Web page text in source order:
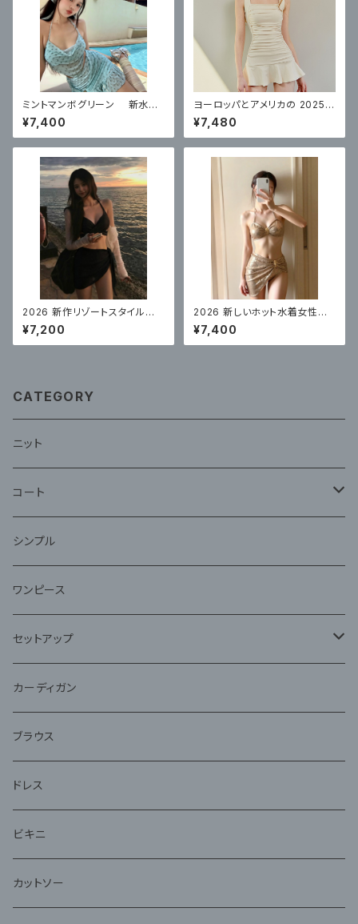
ミントマンボグリーン 新水着
レディース 美しいハイエンド ス
プリットスカートスタイル リゾー
ト
¥7,400
ヨーロッパとアメリカの 2025
年の新しい水着の女性のワンピ
ース無地肩、ハイエンド、美しい、
痩身、腹部カバー
¥7,480
2026 新作リゾートスタイル水
着レディースビキニ高品質スパ
ロングスカートセクシー 3 点
セット
¥7,200
2026 新しいホット水着女性の
ビキニセクシーなハイエンド
体型カバー
¥7,400
CATEGORY
ニット
コート
ファー
シンプル
ワンピース
セットアップ
ジャケット
アンサンブル
カーディガン
ブラウス
ドレス
ビキニ
カットソー